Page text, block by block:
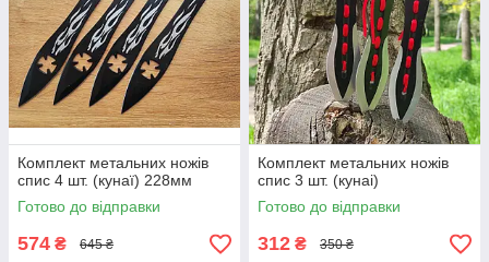
Комплект метальних ножів
спис 4 шт. (кунаї) 228мм
Готово до відправки
574 ₴ 645 ₴
Комплект метальних ножів
спис 3 шт. (кунаі)
Готово до відправки
312 ₴ 350 ₴